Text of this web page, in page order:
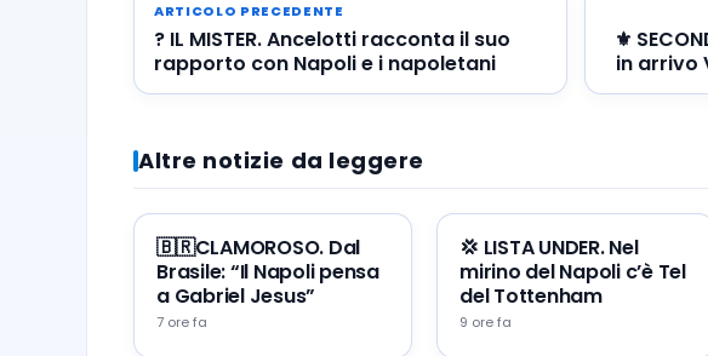
ARTICOLO PRECEDENTE
? IL MISTER. Ancelotti racconta il suo
rapporto con Napoli e i napoletani
⚜️
in arrivo
Altre notizie da leggere
🇧🇷CLAMOROSO. Dal
Brasile: “Il Napoli pensa
a Gabriel Jesus”
7 ore fa
💢 LISTA UNDER. Nel
mirino del Napoli c’è Tel
del Tottenham
9 ore fa